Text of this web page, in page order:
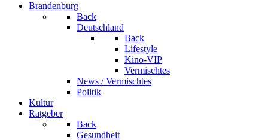
Brandenburg
Back
Deutschland
Back
Lifestyle
Kino-VIP
Vermischtes
News / Vermischtes
Politik
Kultur
Ratgeber
Back
Gesundheit